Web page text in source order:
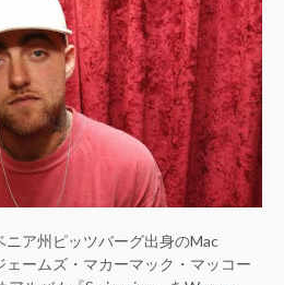
ア州ピッツバーグ出身のMac
ームズ・マカーマック・マッコー